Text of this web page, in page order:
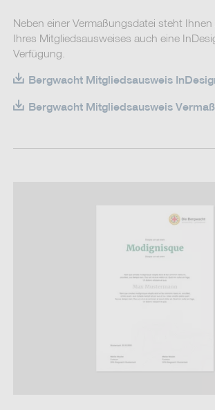
Neben einer Vermaßungsdatei steht
Ihres Mitgliedsausweises auch eine
Verfügung.
Bergwacht Mitgliedsausweis
Bergwacht Mitgliedsausweis